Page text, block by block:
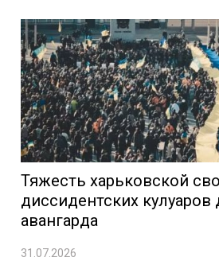
Тяжесть харьковской
диссидентских кулуаров
авангарда
31.07.2026